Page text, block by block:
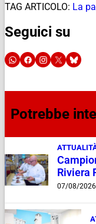
TAG ARTICOLO: La
Seguici su
Potrebbe
Riviera
07/08/2026